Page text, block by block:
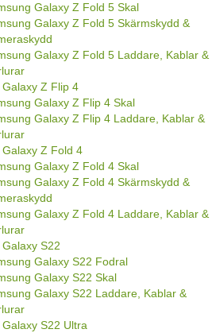
Galaxy Z Fold 5 Skal
Galaxy Z Fold 5 Skärmskydd &
Galaxy Z Fold 5 Laddare, Kablar &
Z Flip 4
Galaxy Z Flip 4 Skal
Galaxy Z Flip 4 Laddare, Kablar &
Z Fold 4
Galaxy Z Fold 4 Skal
Galaxy Z Fold 4 Skärmskydd &
Galaxy Z Fold 4 Laddare, Kablar &
S22
Galaxy S22 Fodral
Galaxy S22 Skal
Galaxy S22 Laddare, Kablar &
S22 Ultra